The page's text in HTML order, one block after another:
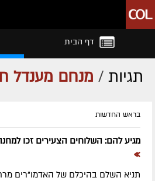
דף הבית
תגיות / מנחם מענדל
בראש החדשות
מגיע להם: השלוחים הצעירים זכו
»
תניא השלם בהיכלם של האדמו"רים